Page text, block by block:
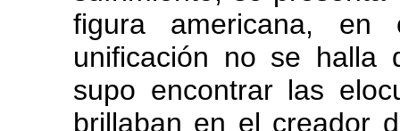
figura americana,
unificación no se halla
supo encontrar las
brillaban en el creador